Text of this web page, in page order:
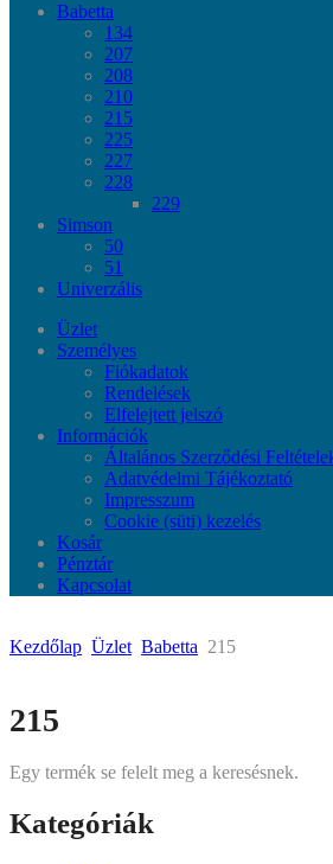
Babetta
134
207
208
210
215
225
227
228
229
Simson
50
51
Univerzális
Üzlet
Személyes
Fiókadatok
Rendelések
Elfelejtett jelszó
Információk
Általános Szerződési
Adatvédelmi Tájékoztató
Impresszum
Cookie (süti) kezelés
Kosár
Pénztár
Kapcsolat
Kezdőlap Üzlet Babetta 215
Skip
to
215
Egy termék se felelt meg a keresésnek.
Kategóriák